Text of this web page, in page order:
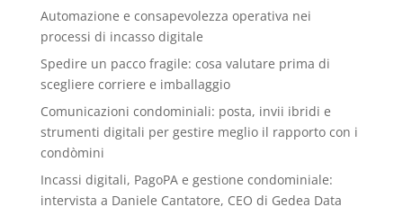
Automazione e consapevolezza operativa nei
processi di incasso digitale
Spedire un pacco fragile: cosa valutare prima di
scegliere corriere e imballaggio
Comunicazioni condominiali: posta, invii ibridi e
strumenti digitali per gestire meglio il rapporto con i
condòmini
Incassi digitali, PagoPA e gestione condominiale:
intervista a Daniele Cantatore, CEO di Gedea Data